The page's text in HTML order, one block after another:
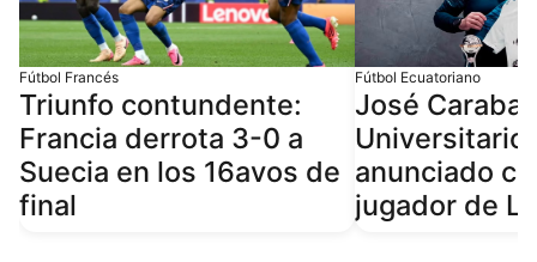
Fútbol Francés
Triunfo contundente:
Francia derrota 3-0 a
Suecia en los 16avos de
final
Fútbol Ecuatoriano
José
Universitario
anunciado
jugador de